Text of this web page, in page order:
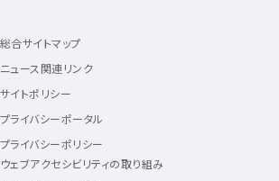
総合サイトマップ
ニュース関連リンク
サイトポリシー
プライバシーポータル
プライバシーポリシー
ウェブアクセシビリティの取り組み